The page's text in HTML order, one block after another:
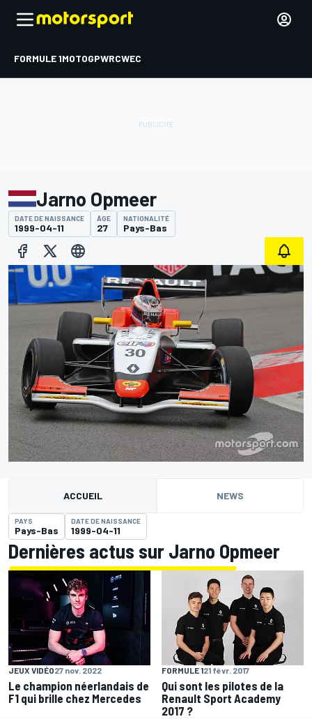
FORMULE 1MOTOGPWRCWEC
Jarno Opmeer
DATE DE NAISSANCE
1999-04-11
ÂGE
27
NATIONALITÉ
Pays-Bas
ACCUEIL NEWS
PAYS
Pays-Bas
DATE DE NAISSANCE
1999-04-11
Dernières actus sur Jarno Opmeer
JEUX VIDÉO27 nov. 2022
Le champion néerlandais de
F1 qui brille chez Mercedes
FORMULE 121 févr. 2017
Qui sont les pilotes de la
Renault Sport Academy
2017 ?